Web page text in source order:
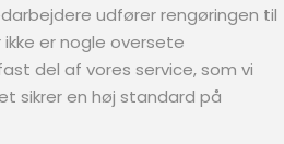
udfører rengøringen til
er nogle oversete
del af vores service, som vi
sikrer en høj standard på